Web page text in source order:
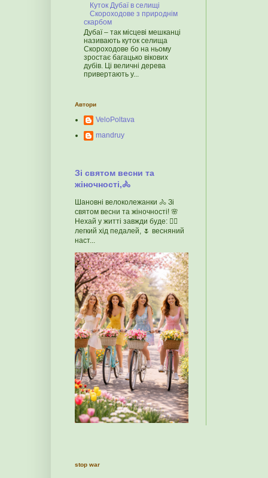
Куток Дубаї в селищі
Скороходове з природнім
скарбом
Дубаї – так місцеві мешканці
називають куток селища
Скороходове бо на ньому
зростає багацько вікових
дубів. Ці величні дерева
привертають у...
Автори
VeloPoltava
mandruy
Зі святом весни та
жіночності,🚴
Шановні велоколежанки 🚴 Зі
святом весни та жіночності! 🌸
Нехай у житті завжди буде: 🚴‍♀️
легкий хід педалей, 🌷 весняний
наст...
stop war